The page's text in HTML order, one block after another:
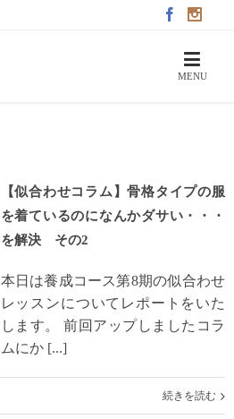
【似合わせコラム】骨格タイプの服
を着ているのになんかダサい・・・
を解決 その2
本日は養成コース第8期の似合わせ
レッスンについてレポートをいた
します。 前回アップしましたコラ
ムにか [...]
続きを読む